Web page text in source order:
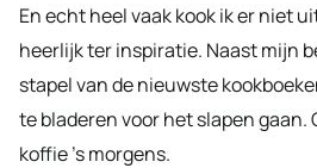
En echt heel vaak kook ik er niet
heerlijk ter inspiratie. Naast mijn
stapel van de nieuwste
te bladeren voor het slapen gaan.
koffie ’s morgens.